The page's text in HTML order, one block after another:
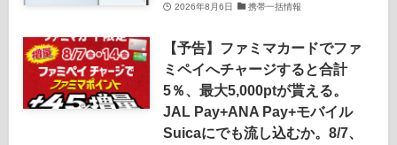
2026年8月6日 携帯一括情報
【予告】ファミマカードでファ
ミペイへチャージすると合計
5％、最大5,000ptが貰える。
JAL Pay+ANA Pay+モバイル
Suicaにでも流し込むか。8/7、